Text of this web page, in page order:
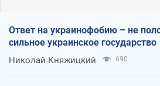
Ответ на украинофобию – не
сильное украинское государство
Николай Княжицкий 690